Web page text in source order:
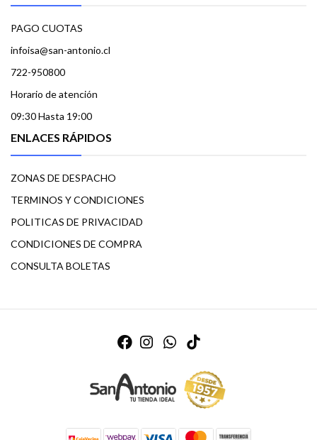
PAGO CUOTAS
infoisa@san-antonio.cl
722-950800
Horario de atención
09:30 Hasta 19:00
ENLACES RÁPIDOS
ZONAS DE DESPACHO
TERMINOS Y CONDICIONES
POLITICAS DE PRIVACIDAD
CONDICIONES DE COMPRA
CONSULTA BOLETAS